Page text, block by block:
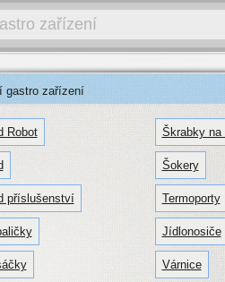
gastro zařízení
Robot
příslušenství
Škrabky na
Šokery
Termoporty
Jídlonosiče
Várnice